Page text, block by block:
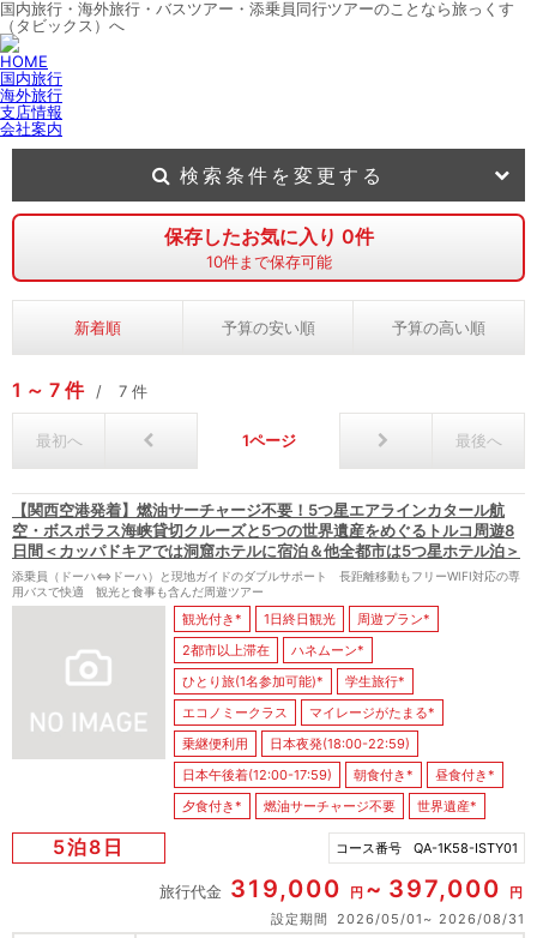
国内旅行・海外旅行・バスツアー・添乗員同行ツアーのことなら旅っくす
（タビックス）へ
HOME
国内旅行
海外旅行
支店情報
会社案内
保存したお気に入り 0件
10件まで保存可能
新着順 予算の安い順 予算の高い順
1 7 件 7 件
最初へ 1 最後へ
【関西空港発着】燃油サーチャージ不要！5つ星エアラインカタール航
空・ボスポラス海峡貸切クルーズと5つの世界遺産をめぐるトルコ周遊8
日間＜カッパドキアでは洞窟ホテルに宿泊＆他全都市は5つ星ホテル泊＞
添乗員（ドーハ⇔ドーハ）と現地ガイドのダブルサポート 長距離移動もフリーWIFI対応の専
用バスで快適 観光と食事も含んだ周遊ツアー
観光付き* 1日終日観光
周遊プラン*
2都市以上滞在
ハネムーン*
ひとり旅(1名参加可能)*
学生旅行*
エコノミークラス
マイレージがたまる*
乗継便利用
日本夜発(18:00-22:59)
日本午後着(12:00-17:59)
朝食付き*
昼食付き*
夕食付き*
燃油サーチャージ不要 世界遺産*
5泊8日 コース番号 QA-1K58-ISTY01
旅行代金 319,000 円 397,000
円
設定期間
2026/05/01
2026/08/31
検索条件を変更する